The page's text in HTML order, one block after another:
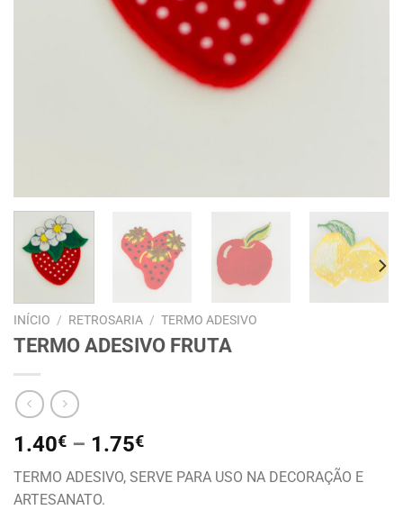
INÍCIO / RETROSARIA / TERMO ADESIVO
TERMO ADESIVO FRUTA
1.40€ – 1.75€
TERMO ADESIVO, SERVE PARA USO NA DECORAÇÃO E
ARTESANATO.